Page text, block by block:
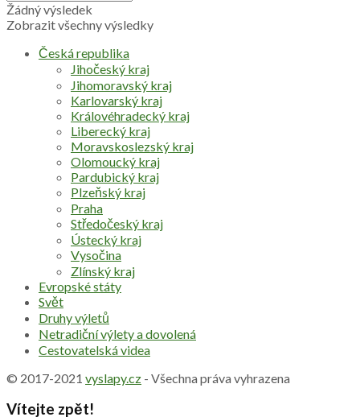
Žádný výsledek
Zobrazit všechny výsledky
Česká republika
Jihočeský kraj
Jihomoravský kraj
Karlovarský kraj
Královéhradecký kraj
Liberecký kraj
Moravskoslezský kraj
Olomoucký kraj
Pardubický kraj
Plzeňský kraj
Praha
Středočeský kraj
Ústecký kraj
Vysočina
Zlínský kraj
Evropské státy
Svět
Druhy výletů
Netradiční výlety a dovolená
Cestovatelská videa
© 2017-2021 vyslapy.cz - Všechna práva vyhrazena
Vítejte zpět!